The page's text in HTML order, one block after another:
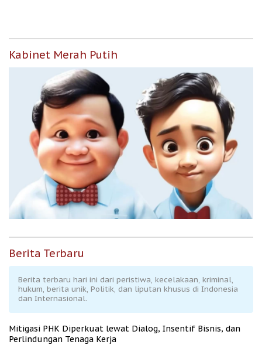
Kabinet Merah Putih
Berita Terbaru
Berita terbaru hari ini dari peristiwa, kecelakaan, kriminal,
hukum, berita unik, Politik, dan liputan khusus di Indonesia
dan Internasional.
Mitigasi PHK Diperkuat lewat Dialog, Insentif Bisnis, dan
Perlindungan Tenaga Kerja